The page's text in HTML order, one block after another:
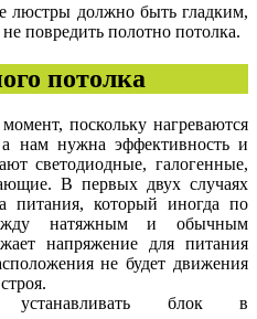
люстры должно быть гладким,
повредить полотно потолка.
потолка
поскольку нагреваются
нам нужна эффективность и
светодиодные, галогенные,
В первых двух случаях
питания, который иногда по
натяжным и обычным
напряжение для питания
не будет движения
устанавливать блок в